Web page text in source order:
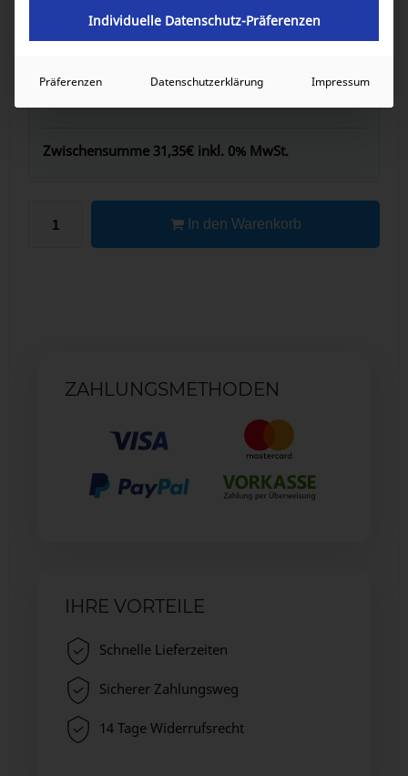
Zwischensumme 31,35€ inkl. 0% MwSt.
In den Warenkorb
ZAHLUNGSMETHODEN
IHRE VORTEILE
Schnelle Lieferzeiten
Sicherer Zahlungsweg
14 Tage Widerrufsrecht
Individuelle Datenschutz-Präferenzen
Präferenzen Datenschutzerklärung Impressum